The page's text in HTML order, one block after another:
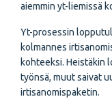
aiemmin yt-liemissä
Yt-prosessin
kolmannes
kohteeksi. Heistäkin
työnsä, muut saivat
irtisanomispaketin.